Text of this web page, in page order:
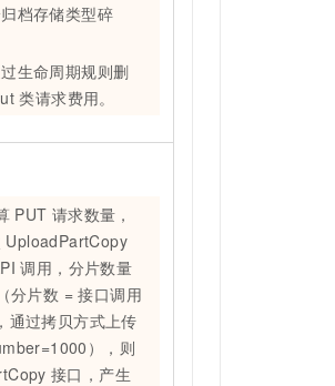
档存储类型碎
生命周期规则删
类请求费用。
PUT 请求数量，
UploadPartCopy
调用，分片数量
分片数 = 接口调用
通过拷贝方式上传
），则
接口，产生